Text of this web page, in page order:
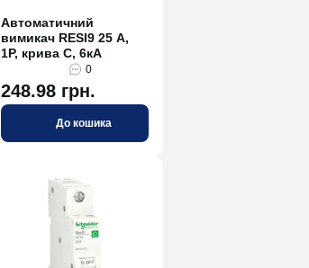
Автоматичний
вимикач RESI9 25 А,
1P, крива С, 6кА
0
248.98 грн.
До кошика